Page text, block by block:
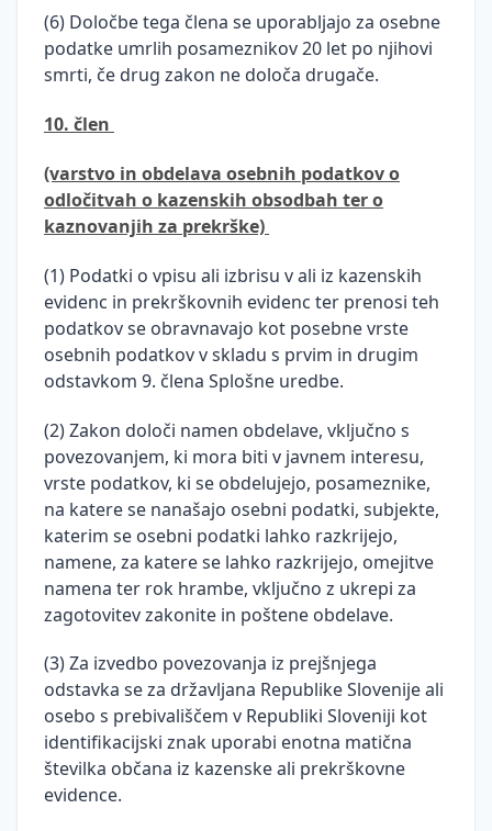
(6) Določbe tega člena se uporabljajo za osebne
podatke umrlih posameznikov 20 let po njihovi
smrti, če drug zakon ne določa drugače.
10. člen
(varstvo in obdelava osebnih podatkov o
odločitvah o kazenskih obsodbah ter o
kaznovanjih za prekrške)
(1) Podatki o vpisu ali izbrisu v ali iz kazenskih
evidenc in prekrškovnih evidenc ter prenosi teh
podatkov se obravnavajo kot posebne vrste
osebnih podatkov v skladu s prvim in drugim
odstavkom 9. člena Splošne uredbe.
(2) Zakon določi namen obdelave, vključno s
povezovanjem, ki mora biti v javnem interesu,
vrste podatkov, ki se obdelujejo, posameznike,
na katere se nanašajo osebni podatki, subjekte,
katerim se osebni podatki lahko razkrijejo,
namene, za katere se lahko razkrijejo, omejitve
namena ter rok hrambe, vključno z ukrepi za
zagotovitev zakonite in poštene obdelave.
(3) Za izvedbo povezovanja iz prejšnjega
odstavka se za državljana Republike Slovenije ali
osebo s prebivališčem v Republiki Sloveniji kot
identifikacijski znak uporabi enotna matična
številka občana iz kazenske ali prekrškovne
evidence.